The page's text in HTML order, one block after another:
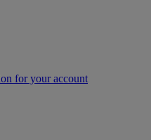
for your account